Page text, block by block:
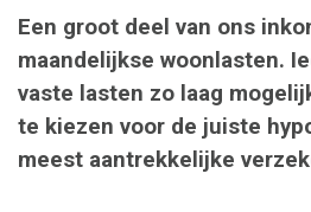
Een groot deel van ons
maandelijkse woonlasten.
vaste lasten zo laag
te kiezen voor de juiste
meest aantrekkelijke